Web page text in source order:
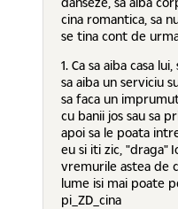
cina romantica, sa
se tina cont de
1. Ca sa aiba casa
sa aiba un serviciu
sa faca un
cu banii jos sau sa
apoi sa le poata
eu si iti zic, "draga"
vremurile astea de
lume isi mai poate
pi_ZD_cina